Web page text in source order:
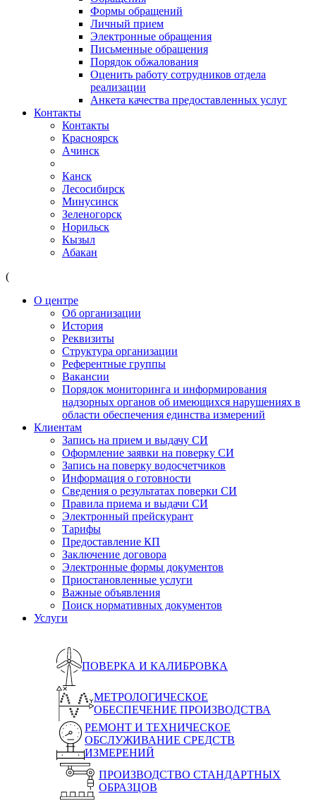
Формы обращений
Личный прием
Электронные обращения
Письменные обращения
Порядок обжалования
Оценить работу сотрудников отдела
реализации
Анкета качества предоставленных услуг
Контакты
Контакты
Красноярск
Ачинск
Канск
Лесосибирск
Минусинск
Зеленогорск
Норильск
Кызыл
Абакан
(
О центре
Об организации
История
Реквизиты
Структура организации
Референтные группы
Вакансии
Порядок мониторинга и информирования
надзорных органов об имеющихся нарушениях в
области обеспечения единства измерений
Клиентам
Запись на прием и выдачу СИ
Оформление заявки на поверку СИ
Запись на поверку водосчетчиков
Информация о готовности
Сведения о результатах поверки СИ
Правила приема и выдачи СИ
Электронный прейскурант
Тарифы
Предоставление КП
Заключение договора
Электронные формы документов
Приостановленные услуги
Важные объявления
Поиск нормативных документов
Услуги
ПОВЕРКА И КАЛИБРОВКА
МЕТРОЛОГИЧЕСКОЕ
ОБЕСПЕЧЕНИЕ ПРОИЗВОДСТВА
РЕМОНТ И ТЕХНИЧЕСКОЕ
ОБСЛУЖИВАНИЕ СРЕДСТВ
ИЗМЕРЕНИЙ
ПРОИЗВОДСТВО СТАНДАРТНЫХ
ОБРАЗЦОВ